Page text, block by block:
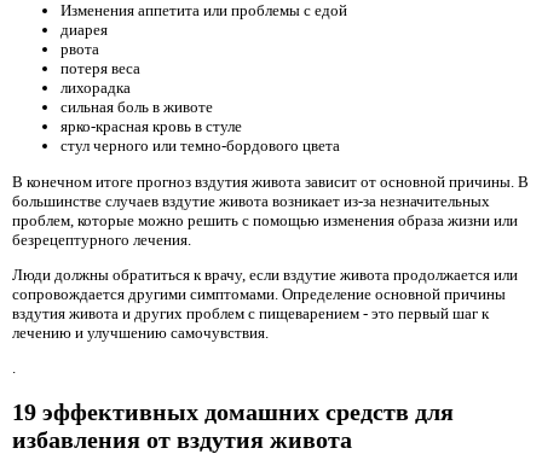
Изменения аппетита или проблемы с едой
диарея
рвота
потеря веса
лихорадка
сильная боль в животе
ярко-красная кровь в стуле
стул черного или темно-бордового цвета
В конечном итоге прогноз вздутия живота зависит от основной причины. В
большинстве случаев вздутие живота возникает из-за незначительных
проблем, которые можно решить с помощью изменения образа жизни или
безрецептурного лечения.
Люди должны обратиться к врачу, если вздутие живота продолжается или
сопровождается другими симптомами. Определение основной причины
вздутия живота и других проблем с пищеварением - это первый шаг к
лечению и улучшению самочувствия.
.
19 эффективных домашних средств для
избавления от вздутия живота